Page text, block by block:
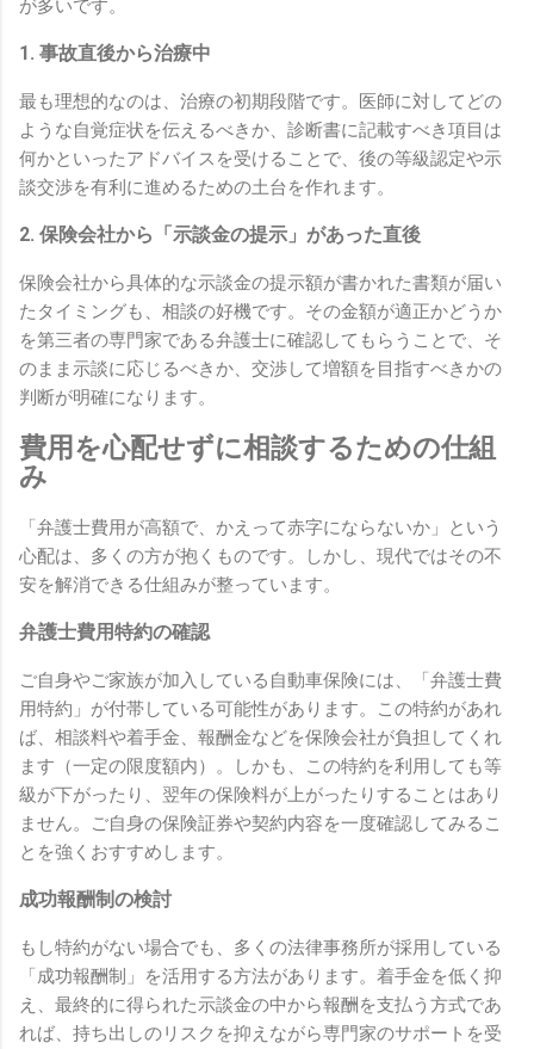
が多いです。
1. 事故直後から治療中
最も理想的なのは、治療の初期段階です。医師に対してどの
ような自覚症状を伝えるべきか、診断書に記載すべき項目は
何かといったアドバイスを受けることで、後の等級認定や示
談交渉を有利に進めるための土台を作れます。
2. 保険会社から「示談金の提示」があった直後
保険会社から具体的な示談金の提示額が書かれた書類が届い
たタイミングも、相談の好機です。その金額が適正かどうか
を第三者の専門家である弁護士に確認してもらうことで、そ
のまま示談に応じるべきか、交渉して増額を目指すべきかの
判断が明確になります。
費用を心配せずに相談するための仕組
み
「弁護士費用が高額で、かえって赤字にならないか」という
心配は、多くの方が抱くものです。しかし、現代ではその不
安を解消できる仕組みが整っています。
弁護士費用特約の確認
ご自身やご家族が加入している自動車保険には、「弁護士費
用特約」が付帯している可能性があります。この特約があれ
ば、相談料や着手金、報酬金などを保険会社が負担してくれ
ます（一定の限度額内）。しかも、この特約を利用しても等
級が下がったり、翌年の保険料が上がったりすることはあり
ません。ご自身の保険証券や契約内容を一度確認してみるこ
とを強くおすすめします。
成功報酬制の検討
もし特約がない場合でも、多くの法律事務所が採用している
「成功報酬制」を活用する方法があります。着手金を低く抑
え、最終的に得られた示談金の中から報酬を支払う方式であ
れば、持ち出しのリスクを抑えながら専門家のサポートを受